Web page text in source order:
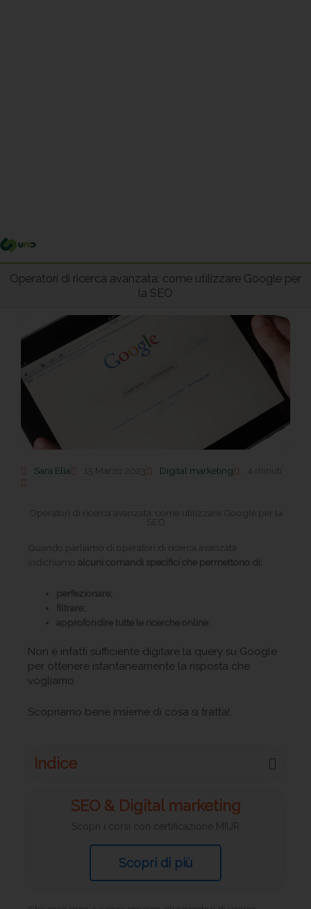
Operatori di ricerca avanzata: come utilizzare Google per
la SEO
Sara Elia 15 Marzo 2023 Digital marketing 4 minuti
Operatori di ricerca avanzata: come utilizzare Google per la
SEO
Quando parliamo di operatori di ricerca avanzata
indichiamo alcuni comandi specifici che permettono di:
perfezionare;
filtrare;
approfondire tutte le ricerche online.
Non è infatti sufficiente digitare la query su Google
per ottenere istantaneamente la risposta che
vogliamo.
Scopriamo bene insieme di cosa si tratta!
Indice
SEO & Digital marketing
Scopri i corsi con certificazione MIUR
Scopri di più